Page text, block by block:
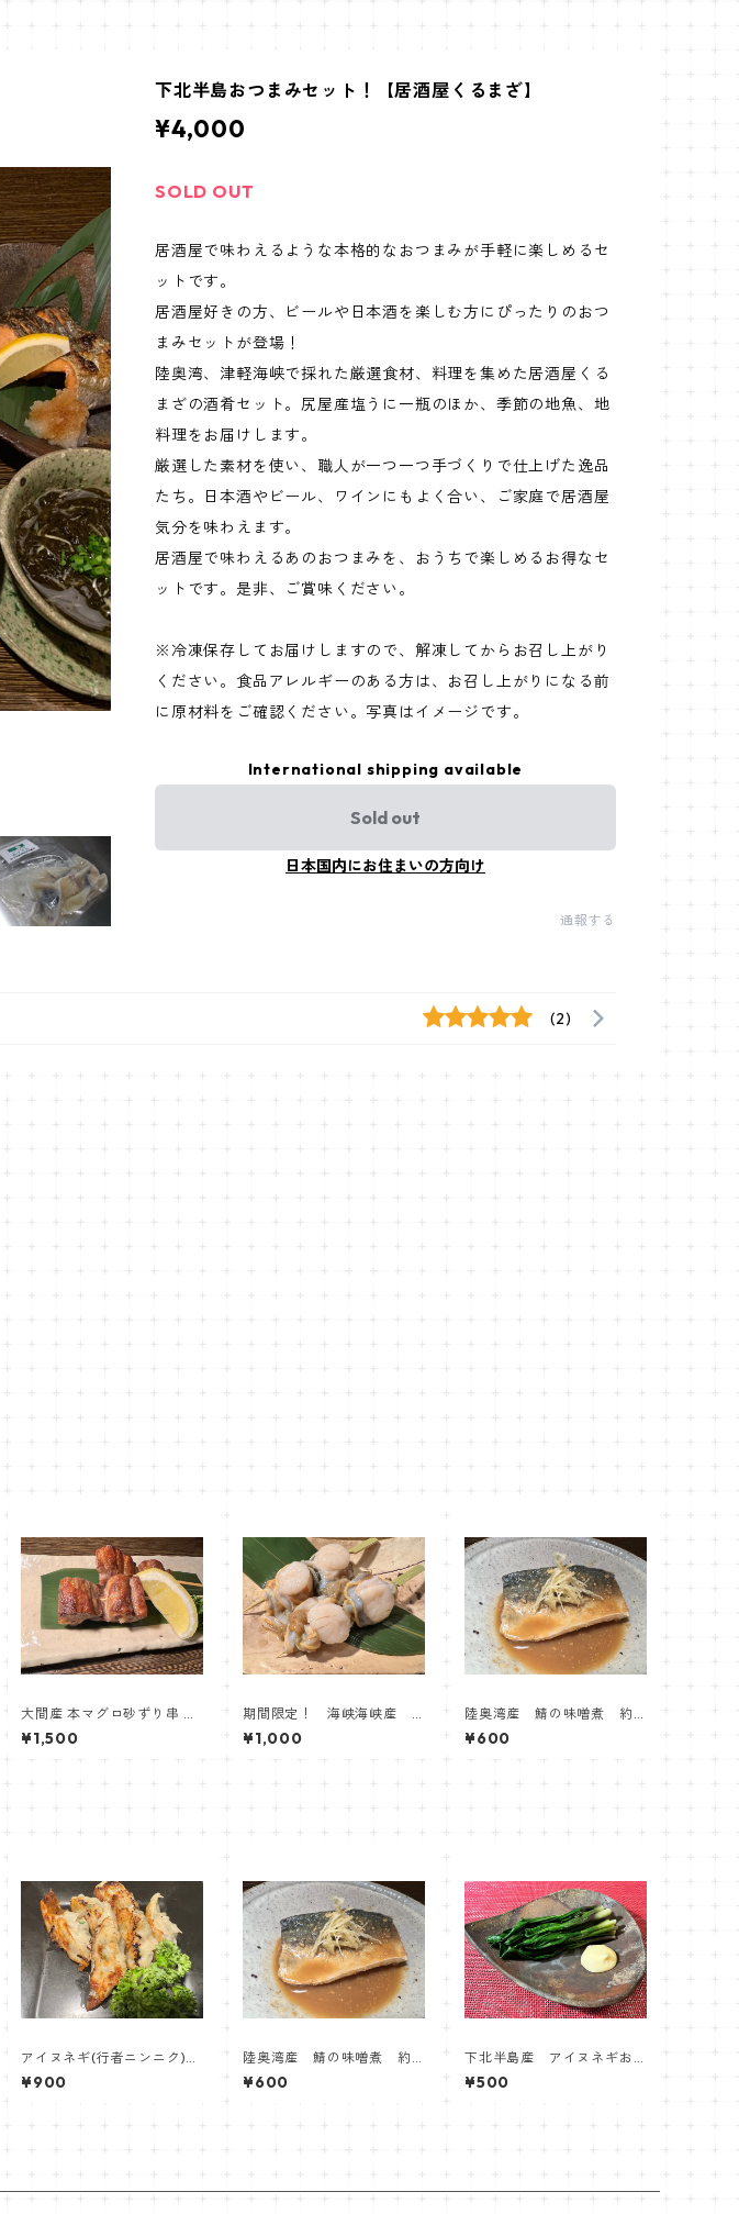
下北半島おつまみセット！【居酒屋くるまざ】
¥4,000
SOLD OUT
居酒屋で味わえるような本格的なおつまみが手軽に楽しめるセ
ットです。
居酒屋好きの方、ビールや日本酒を楽しむ方にぴったりのおつ
まみセットが登場！
陸奥湾、津軽海峡で採れた厳選食材、料理を集めた居酒屋くる
まざの酒肴セット。尻屋産塩うに一瓶のほか、季節の地魚、地
料理をお届けします。
厳選した素材を使い、職人が一つ一つ手づくりで仕上げた逸品
たち。日本酒やビール、ワインにもよく合い、ご家庭で居酒屋
気分を味わえます。
居酒屋で味わえるあのおつまみを、おうちで楽しめるお得なセ
ットです。是非、ご賞味ください。
※冷凍保存してお届けしますので、解凍してからお召し上がり
ください。食品アレルギーのある方は、お召し上がりになる前
に原材料をご確認ください。写真はイメージです。
International shipping available
Sold out
日本国内にお住まいの方向け
通報する
(2)
大間産 本マグロ砂ずり串 約
70g 【居酒屋くるまざ】
¥1,500
期間限定！ 海峡海峡産
地まきホタテ串
¥1,000
陸奥湾産 鯖の味噌煮 約7
0ｇ【居酒屋くるまざ】
¥600
アイヌネギ(行者ニンニク)餃
子 10個入り
¥900
陸奥湾産 鯖の味噌煮 約7
0ｇ【居酒屋くるまざ】
¥600
下北半島産 アイヌネギお
浸し
¥500